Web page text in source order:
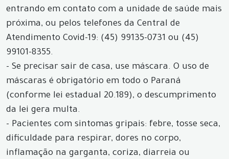
entrando em contato com a unidade de saúde mais
próxima, ou pelos telefones da Central de
Atendimento Covid-19: (45) 99135-0731 ou (45)
99101-8355.
- Se precisar sair de casa, use máscara. O uso de
máscaras é obrigatório em todo o Paraná
(conforme lei estadual 20.189), o descumprimento
da lei gera multa.
- Pacientes com sintomas gripais: febre, tosse seca,
dificuldade para respirar, dores no corpo,
inflamação na garganta, coriza, diarreia ou